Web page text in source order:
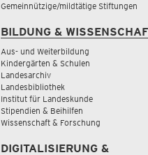
Gemeinnützige/mildtätige Stiftungen
BILDUNG &
Aus- und Weiterbildung
Kindergärten & Schulen
Landesarchiv
Landesbibliothek
Institut für Landeskunde
Stipendien & Beihilfen
Wissenschaft & Forschung
DIGITALISIERUNG &